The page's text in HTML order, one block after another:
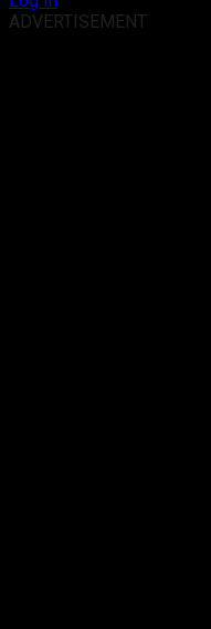
ADVERTISEMENT